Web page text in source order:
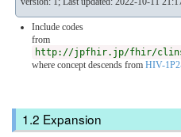
Include codes
from
http://jpfhir.jp/fhir/clins/
where concept descends from HIV-
Expansion